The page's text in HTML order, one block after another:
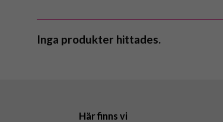
Inga produkter hittades.
Här finns vi